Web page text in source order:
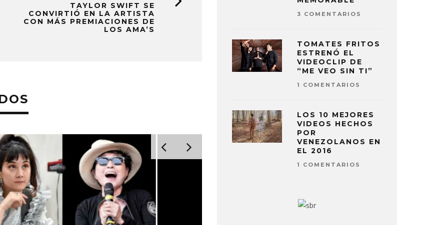
TAYLOR SWIFT SE
CONVIRTIÓ EN LA ARTISTA
CON MÁS PREMIACIONES DE
LOS AMA’S
3 COMENTARIOS
TOMATES FRITOS
ESTRENÓ EL
VIDEOCLIP DE
“ME VEO SIN TI”
1 COMENTARIOS
LOS 10 MEJORES
VIDEOS HECHOS
POR
VENEZOLANOS EN
EL 2016
1 COMENTARIOS